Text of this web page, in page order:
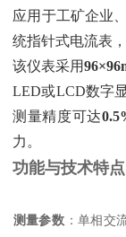
应用于工矿企业
统指针式电流表
该仪表采用‌
LED或LCD数字
测量精度可达‌
力。
功能与技术特点
测量参数 ：单相交